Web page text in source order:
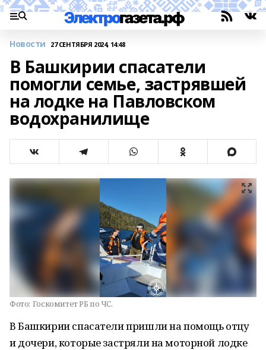
Новости 27 СЕНТЯБРЯ 2024, 14:48
В Башкирии спасатели
помогли семье, застрявшей
на лодке на Павловском
водохранилище
Фото: Госкомитет РБ по ЧС.
В Башкирии спасатели пришли на помощь отцу
и дочери, которые застряли на моторной лодке